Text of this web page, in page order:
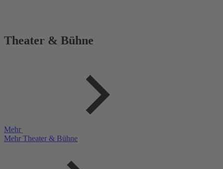
Theater & Bühne
Mehr
Mehr Theater & Bühne